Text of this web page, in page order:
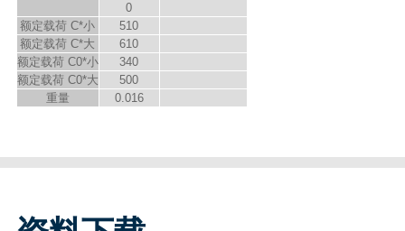
0
额定载荷 C*小
510
额定载荷 C*大
610
额定载荷 C0*小
340
额定载荷 C0*大
500
重量
0.016